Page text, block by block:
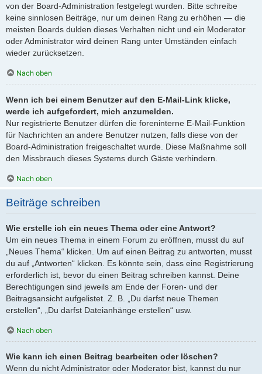
von der Board-Administration festgelegt wurden. Bitte schreibe
keine sinnlosen Beiträge, nur um deinen Rang zu erhöhen — die
meisten Boards dulden dieses Verhalten nicht und ein Moderator
oder Administrator wird deinen Rang unter Umständen einfach
wieder zurücksetzen.
Nach oben
Wenn ich bei einem Benutzer auf den E-Mail-Link klicke,
werde ich aufgefordert, mich anzumelden.
Nur registrierte Benutzer dürfen die foreninterne E-Mail-Funktion
für Nachrichten an andere Benutzer nutzen, falls diese von der
Board-Administration freigeschaltet wurde. Diese Maßnahme soll
den Missbrauch dieses Systems durch Gäste verhindern.
Nach oben
Beiträge schreiben
Wie erstelle ich ein neues Thema oder eine Antwort?
Um ein neues Thema in einem Forum zu eröffnen, musst du auf
„Neues Thema“ klicken. Um auf einen Beitrag zu antworten, musst
du auf „Antworten“ klicken. Es könnte sein, dass eine Registrierung
erforderlich ist, bevor du einen Beitrag schreiben kannst. Deine
Berechtigungen sind jeweils am Ende der Foren- und der
Beitragsansicht aufgelistet. Z. B. „Du darfst neue Themen
erstellen“, „Du darfst Dateianhänge erstellen“ usw.
Nach oben
Wie kann ich einen Beitrag bearbeiten oder löschen?
Wenn du nicht Administrator oder Moderator bist, kannst du nur